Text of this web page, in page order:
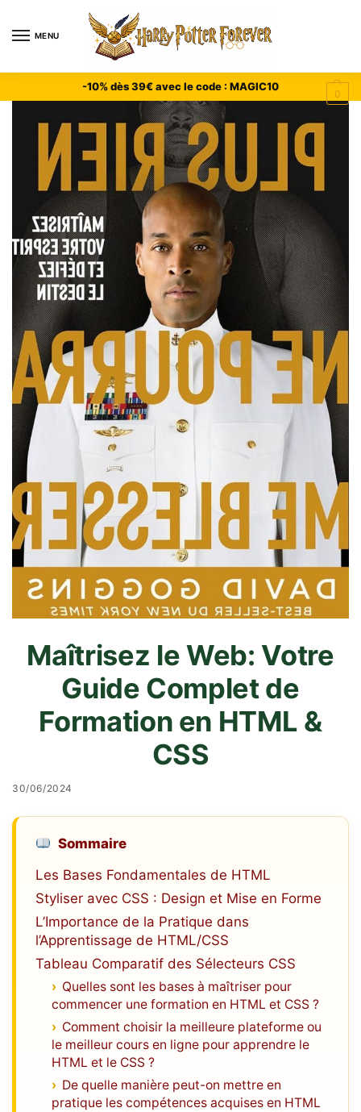
MENU
0
-10% dès 39€ avec le code : MAGIC10
Maîtrisez le Web: Votre
Guide Complet de
Formation en HTML &
CSS
30/06/2024
Sommaire
Les Bases Fondamentales de HTML
Styliser avec CSS : Design et Mise en Forme
L’Importance de la Pratique dans
l’Apprentissage de HTML/CSS
Tableau Comparatif des Sélecteurs CSS
Quelles sont les bases à maîtriser pour
commencer une formation en HTML et CSS ?
Comment choisir la meilleure plateforme ou
le meilleur cours en ligne pour apprendre le
HTML et le CSS ?
De quelle manière peut-on mettre en
pratique les compétences acquises en HTML